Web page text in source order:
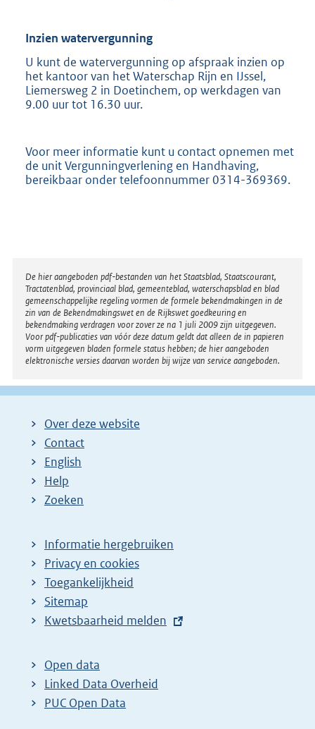
Inzien watervergunning
U kunt de watervergunning op afspraak inzien op
het kantoor van het Waterschap Rijn en IJssel,
Liemersweg 2 in Doetinchem, op werkdagen van
9.00 uur tot 16.30 uur.
Voor meer informatie kunt u contact opnemen met
de unit Vergunningverlening en Handhaving,
bereikbaar onder telefoonnummer 0314-369369.
Disclaimer
De hier aangeboden pdf-bestanden van het Staatsblad, Staatscourant,
Tractatenblad, provinciaal blad, gemeenteblad, waterschapsblad en blad
gemeenschappelijke regeling vormen de formele bekendmakingen in de
zin van de Bekendmakingswet en de Rijkswet goedkeuring en
bekendmaking verdragen voor zover ze na 1 juli 2009 zijn uitgegeven.
Voor pdf-publicaties van vóór deze datum geldt dat alleen de in papieren
vorm uitgegeven bladen formele status hebben; de hier aangeboden
elektronische versies daarvan worden bij wijze van service aangeboden.
Over deze website
Contact
English
Help
Zoeken
Informatie hergebruiken
Privacy en cookies
Toegankelijkheid
Sitemap
E
t
e
r
Kwetsbaarheid melden
Open data
Linked Data Overheid
PUC Open Data